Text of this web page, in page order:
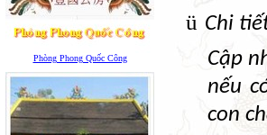
Phòng Phong Quốc Công
ü Chi
Cập
nếu
con